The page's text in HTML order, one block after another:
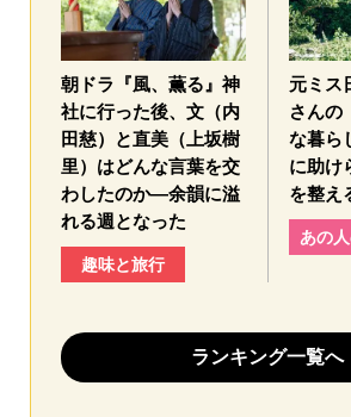
朝ドラ『風、薫る』神
社に行った後、文（内
田慈）と直美（上坂樹
里）はどんな言葉を交
わしたのか—余韻に溢
れる週となった
趣味と旅行
元ミス
さんの
な暮ら
に助け
を整え
あの
ランキング一覧へ